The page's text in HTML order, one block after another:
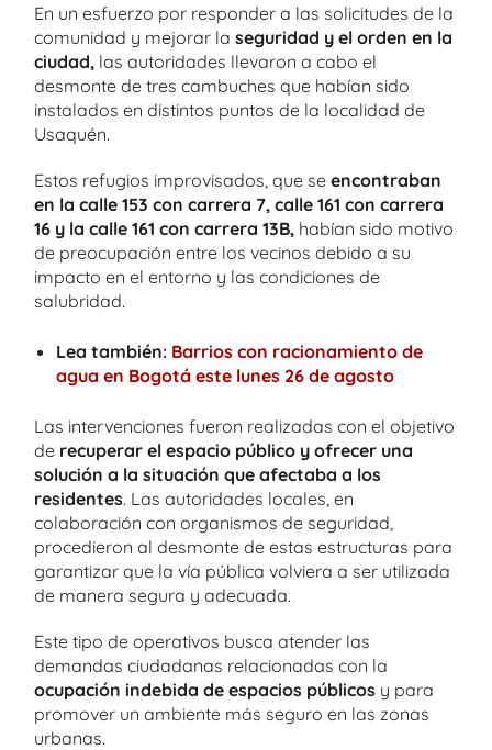
En un esfuerzo por responder a las solicitudes de la
comunidad y mejorar la seguridad y el orden en la
ciudad, las autoridades llevaron a cabo el
desmonte de tres cambuches que habían sido
instalados en distintos puntos de la localidad de
Usaquén.
Estos refugios improvisados, que se encontraban
en la calle 153 con carrera 7, calle 161 con carrera
16 y la calle 161 con carrera 13B, habían sido motivo
de preocupación entre los vecinos debido a su
impacto en el entorno y las condiciones de
salubridad.
Lea también: Barrios con racionamiento de
agua en Bogotá este lunes 26 de agosto
Las intervenciones fueron realizadas con el objetivo
de recuperar el espacio público y ofrecer una
solución a la situación que afectaba a los
residentes. Las autoridades locales, en
colaboración con organismos de seguridad,
procedieron al desmonte de estas estructuras para
garantizar que la vía pública volviera a ser utilizada
de manera segura y adecuada.
Este tipo de operativos busca atender las
demandas ciudadanas relacionadas con la
ocupación indebida de espacios públicos y para
promover un ambiente más seguro en las zonas
urbanas.